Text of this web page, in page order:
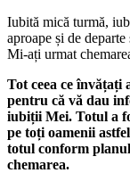
Iubită mică turmă,
aproape și de
Mi-ați urmat
Tot ceea ce învățați
pentru că vă dau
iubiții Mei. Totul a
pe toți oamenii
totul conform
chemarea.